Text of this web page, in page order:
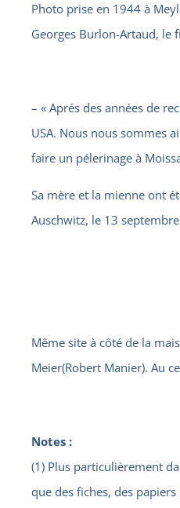
Photo prise en 1944 à
Georges Burlon-Artaud, le
– « Aprés des années de
USA. Nous nous sommes
faire un pélerinage à
Sa mère et la mienne ont
Auschwitz, le 13
Même site à côté de la
Meier(Robert Manier). Au
Notes :
(1) Plus particulièrement
que des fiches, des